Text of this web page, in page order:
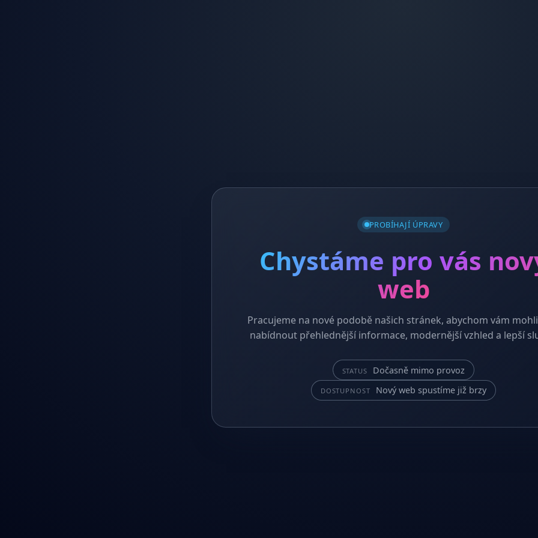
PROBÍHAJÍ ÚPRAVY
Chystáme pro vás
web
Pracujeme na nové podobě našich stránek, abychom vám
nabídnout přehlednější informace, modernější vzhled a lepší
STATUS Dočasně mimo provoz
DOSTUPNOST Nový web spustíme již brzy